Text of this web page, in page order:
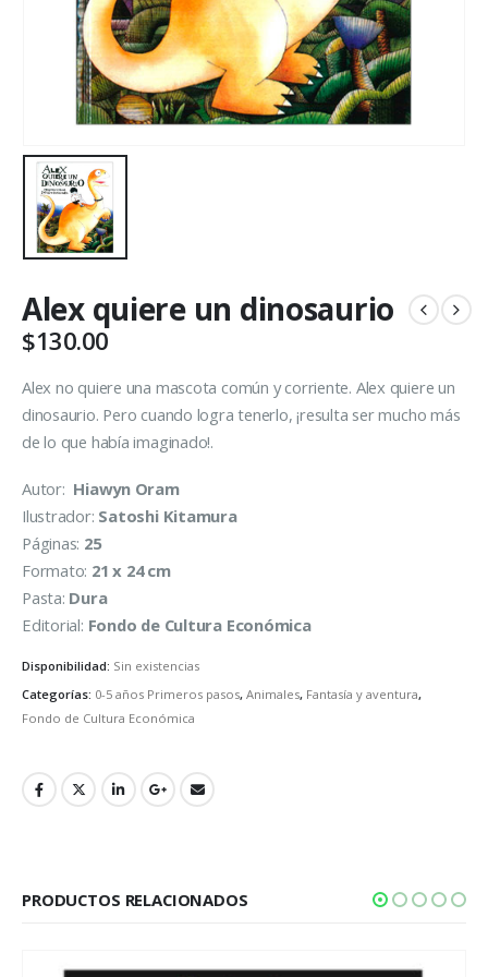
Alex quiere un dinosaurio
$130.00
Alex no quiere una mascota común y corriente. Alex quiere un
dinosaurio. Pero cuando logra tenerlo, ¡resulta ser mucho más
de lo que había imaginado!.
Autor: Hiawyn Oram
Ilustrador: Satoshi Kitamura
Páginas: 25
Formato: 21 x 24 cm
Pasta: Dura
Editorial: Fondo de Cultura Económica
Disponibilidad: Sin existencias
Categorías: 0-5 años Primeros pasos, Animales, Fantasía y aventura,
Fondo de Cultura Económica
PRODUCTOS RELACIONADOS